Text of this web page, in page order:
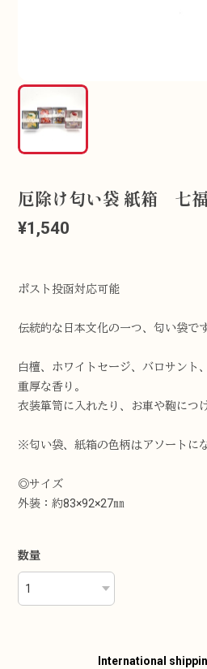
厄除け匂い袋 紙箱 七
¥1,540
ポスト投函対応可能
伝統的な日本文化の一つ、匂い袋です
白檀、ホワイトセージ、バロサント
重厚な香り。
衣装箪笥に入れたり、お車や鞄につ
※匂い袋、紙箱の色柄はアソートに
◎サイズ
外装：約83×92×27㎜
数量
International